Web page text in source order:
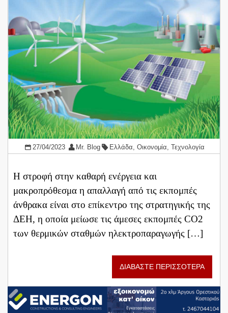
27/04/2023 Mr. Blog Ελλάδα,Οικονομία,Τεχνολογία
Η στροφή στην καθαρή ενέργεια και
μακροπρόθεσμα η απαλλαγή από τις εκπομπές
άνθρακα είναι στο επίκεντρο της στρατηγικής της
ΔΕΗ, η οποία μείωσε τις άμεσες εκπομπές CO2
των θερμικών σταθμών ηλεκτροπαραγωγής […]
ΔΙΑΒΑΣΤΕ ΠΕΡΙΣΣΟΤΕΡΑ